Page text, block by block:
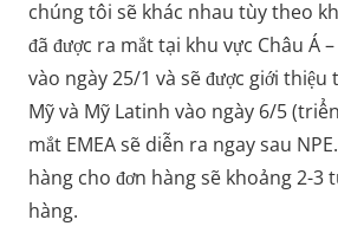
chúng tôi sẽ khác nhau tùy theo
đã được ra mắt tại khu vực Châu Á
vào ngày 25/1 và sẽ được giới thiệu
Mỹ và Mỹ Latinh vào ngày 6/5
mắt EMEA sẽ diễn ra ngay sau
hàng cho đơn hàng sẽ khoảng 2-3
hàng.